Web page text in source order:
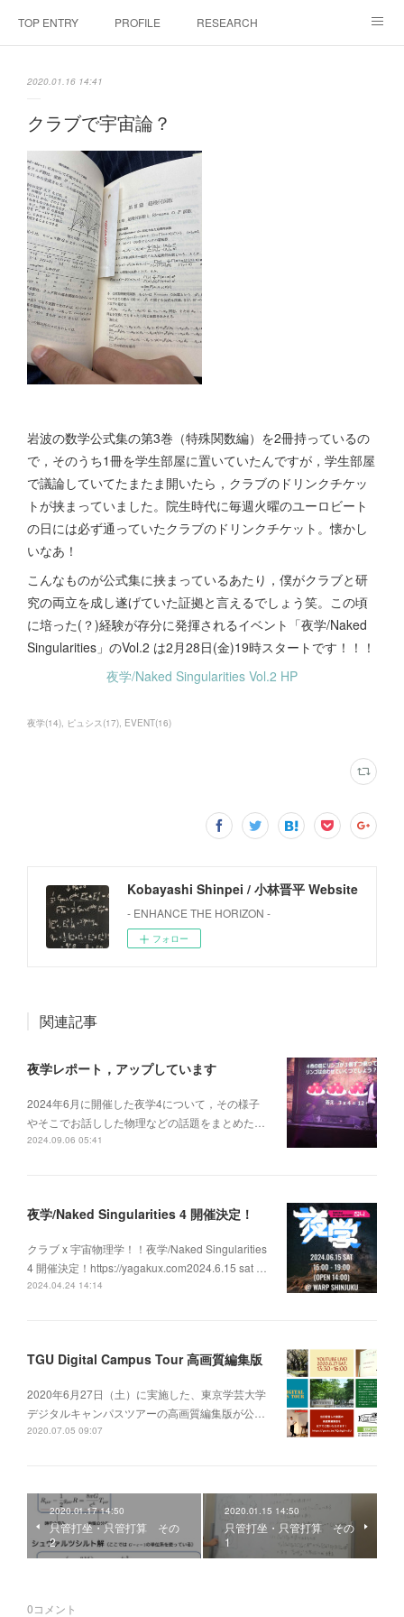
TOP ENTRY PROFILE RESEARCH
PHYSIS ENTERTAINMENT
2020.01.16 14:41
クラブで宇宙論？
岩波の数学公式集の第3巻（特殊関数編）を2冊持っているの
で，そのうち1冊を学生部屋に置いていたんですが，学生部屋
で議論していてたまたま開いたら，クラブのドリンクチケッ
トが挟まっていました。院生時代に毎週火曜のユーロビート
の日には必ず通っていたクラブのドリンクチケット。懐かし
いなあ！
こんなものが公式集に挟まっているあたり，僕がクラブと研
究の両立を成し遂げていた証拠と言えるでしょう笑。この頃
に培った(？)経験が存分に発揮されるイベント「夜学/Naked
Singularities」のVol.2 は2月28日(金)19時スタートです！！！
夜学/Naked Singularities Vol.2 HP
夜学(14) ピュシス (17) EVENT(16)
Kobayashi Shinpei / 小林晋平 Website
- ENHANCE THE HORIZON -
フォロー
関連記事
夜学レポート，アップしています
2024年6月に開催した夜学4について，その様子
やそこでお話しした物理などの話題をまとめた…
2024.09.06 05:41
夜学/Naked Singularities 4 開催決定！
クラブ x 宇宙物理学！！夜学/Naked Singularities
4 開催決定！https://yagakux.com2024.6.15 sat …
2024.04.24 14:14
TGU Digital Campus Tour 高画質編集版
2020年6月27日（土）に実施した、東京学芸大学
デジタルキャンパスツアーの高画質編集版が公…
2020.07.05 09:07
2020.01.17 14:50
只管打坐・只管打算 その
2
2020.01.15 14:50
只管打坐・只管打算 その
1
0コメント